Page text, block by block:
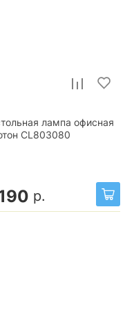
лампа офисная
CL803080
р.